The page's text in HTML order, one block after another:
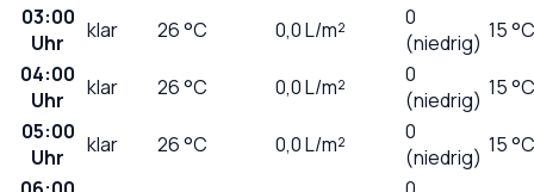
03:00
Uhr
klar 26°C 0,0L/m²
0
(niedrig) 15 °C
04:00
Uhr
klar 26°C 0,0L/m²
0
(niedrig) 15 °C
05:00
Uhr
klar 26°C 0,0L/m²
0
(niedrig) 15 °C